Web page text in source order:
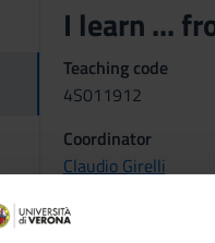
I learn ...
Teaching code
4S011912
Coordinator
Claudio Girelli
Language